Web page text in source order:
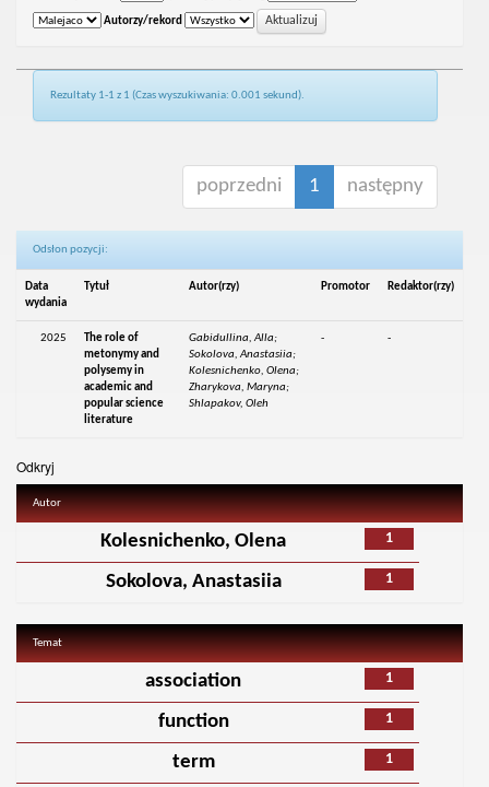
Autorzy/rekord
Rezultaty 1-1 z 1 (Czas wyszukiwania: 0.001 sekund).
poprzedni 1 następny
Odsłon pozycji:
Data
wydania
Tytuł Autor(rzy) Promotor Redaktor(rzy)
2025
The role of
metonymy and
polysemy in
academic and
popular science
literature
Gabidullina, Alla;
Sokolova, Anastasiia;
Kolesnichenko, Olena;
Zharykova, Maryna;
Shlapakov, Oleh
- -
Odkryj
Autor
1
Kolesnichenko, Olena
1
Sokolova, Anastasiia
Temat
1
association
1
function
1
term